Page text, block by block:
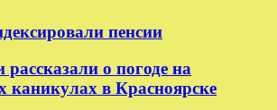
пенсии
о погоде на
каникулах в Красноярске